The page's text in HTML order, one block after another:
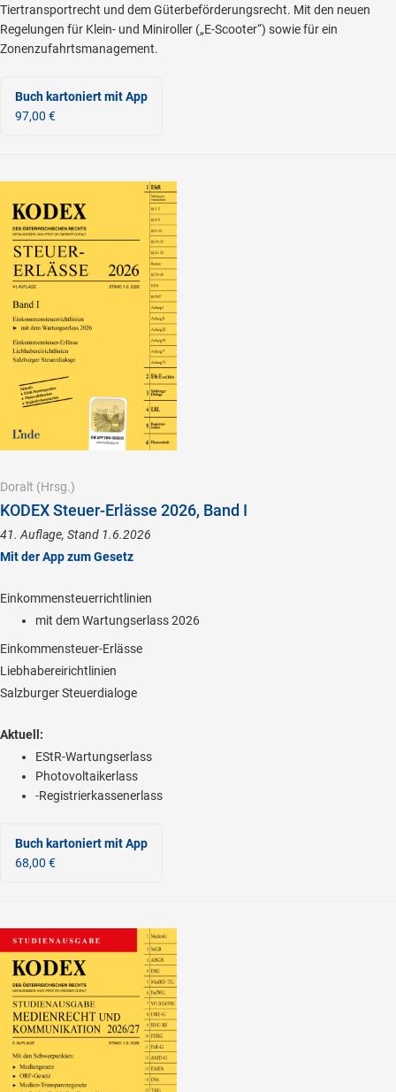
Tiertransportrecht und dem Güterbeförderungsrecht. Mit den neuen
Regelungen für Klein- und Miniroller („E-Scooter“) sowie für ein
Zonenzufahrtsmanagement.
Buch kartoniertmit App
97,00 €
Doralt (Hrsg.)
KODEX Steuer-Erlässe 2026, Band I
41. Auflage, Stand 1.6.2026
Mit der App zum Gesetz
Einkommensteuerrichtlinien
mit dem Wartungserlass 2026
Einkommensteuer-Erlässe
Liebhabereirichtlinien
Salzburger Steuerdialoge
Aktuell:
EStR-Wartungserlass
Photovoltaikerlass
-Registrierkassenerlass
Buch kartoniertmit App
68,00 €